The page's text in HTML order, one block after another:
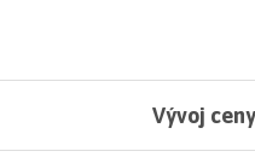
Vývoj ceny